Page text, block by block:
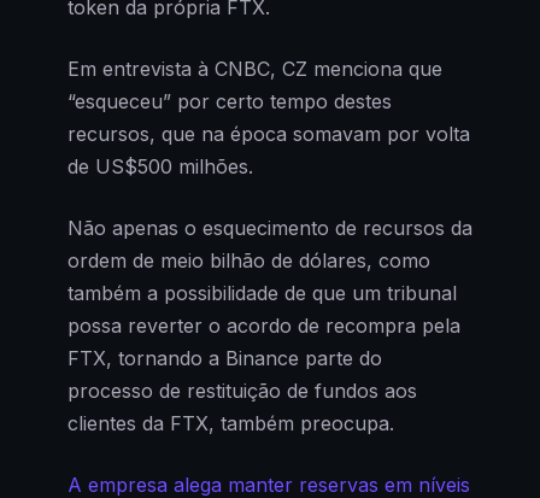
token da própria FTX.
Em entrevista à CNBC, CZ menciona que
“esqueceu” por certo tempo destes
recursos, que na época somavam por volta
de US$500 milhões.
Não apenas o esquecimento de recursos da
ordem de meio bilhão de dólares, como
também a possibilidade de que um tribunal
possa reverter o acordo de recompra pela
FTX, tornando a Binance parte do
processo de restituição de fundos aos
clientes da FTX, também preocupa.
A empresa alega manter reservas em níveis